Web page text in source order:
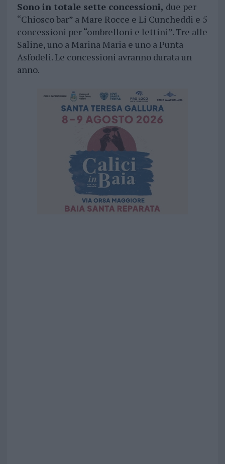
Sono in totale sette concessioni, due per
“Chiosco bar” a Mare Rocce e Li Cuncheddi e 5
concessioni per “ombrelloni e lettini”. Tre alle
Saline, uno a Marina Maria e uno a Punta
Asfodeli. Le concessioni avranno durata un
anno.